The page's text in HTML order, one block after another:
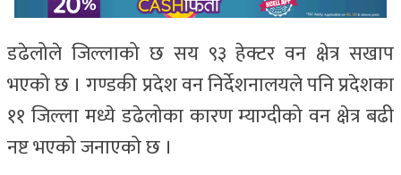
डढेलोले जिल्लाको छ सय ९३ हेक्टर वन क्षेत्र सखाप
भएको छ । गण्डकी प्रदेश वन निर्देशनालयले पनि प्रदेशका
११ जिल्ला मध्ये डढेलोका कारण म्याग्दीको वन क्षेत्र बढी
नष्ट भएको जनाएको छ ।